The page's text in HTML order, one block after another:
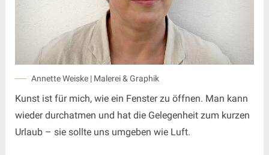
Annette Weiske | Malerei & Graphik
Kunst ist für mich, wie ein Fenster zu öffnen. Man kann
wieder durchatmen und hat die Gelegenheit zum kurzen
Urlaub – sie sollte uns umgeben wie Luft.